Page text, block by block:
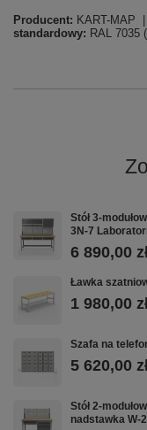
Producent: KART-MAP |
standardowy: RAL 7035
Stół 3-
3N-7
6 890,00
Ławka
1 980,00
Szafa na
5 620,00
Stół 2-
nadstawka W-